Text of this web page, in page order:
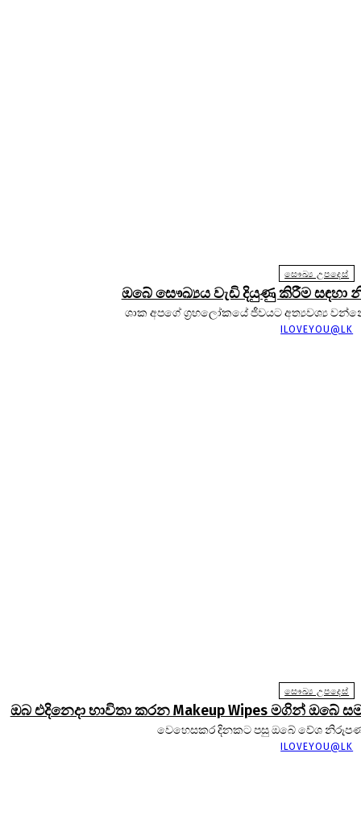
සෞඛ්‍ය උපදෙස්
ඔබේ සෞඛ්‍යය වැඩි දියුණු කිරීම සඳහා
ශාක අපගේ ග්‍රහලෝකයේ ජීවයට අත්‍යවශ්‍ය
ILOVEYOU@LK
සෞඛ්‍ය උපදෙස්
ඔබ එදිනෙදා භාවිතා කරන Makeup Wipes මගින් ඔබේ
වෙහෙසකර දිනකට පසු ඔබේ වේශ
ILOVEYOU@LK